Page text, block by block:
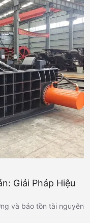
Giải Pháp Hiệu
và bảo tồn tài nguyên